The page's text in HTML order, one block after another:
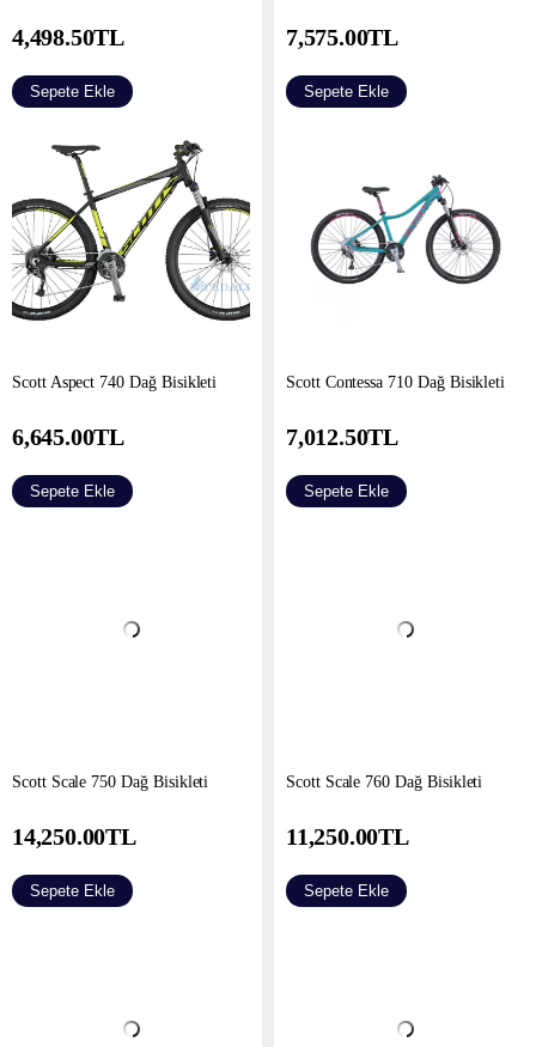
4,498.50TL
Sepete Ekle
7,575.00TL
Sepete Ekle
Scott Aspect 740 Dağ Bisikleti
6,645.00TL
Sepete Ekle
Scott Contessa 710 Dağ Bisikleti
7,012.50TL
Sepete Ekle
Scott Scale 750 Dağ Bisikleti
14,250.00TL
Sepete Ekle
Scott Scale 760 Dağ Bisikleti
11,250.00TL
Sepete Ekle